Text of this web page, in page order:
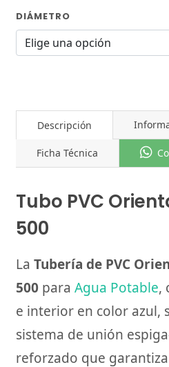
DIÁMETRO
Descripción
Ficha Técnica
Tubo PVC
500
LaTubería de PVC
500 paraAgua Potable,
e interior en color azul,
sistema de unión
reforzado que